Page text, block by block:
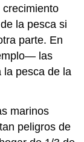
crecimiento
la pesca si
parte. En
las
la pesca de la
marinos
peligros de